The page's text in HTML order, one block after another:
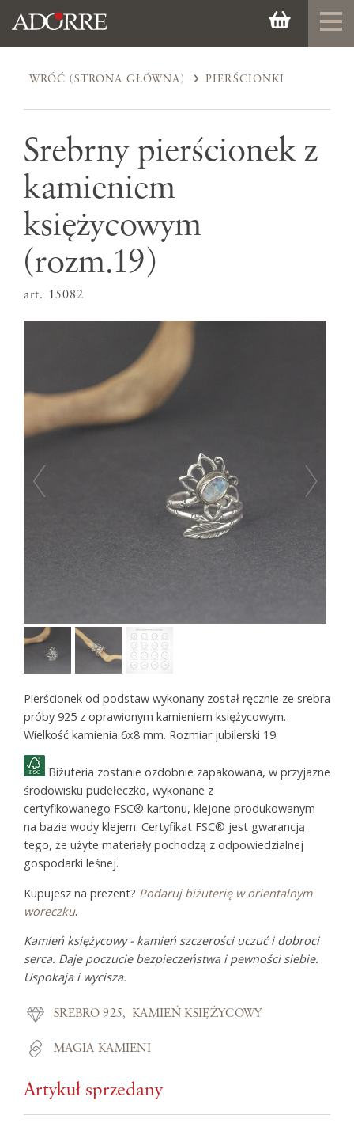
WRÓĆ (STRONA GŁÓWNA) PIERŚCIONKI
Srebrny pierścionek z
kamieniem
księżycowym
(rozm.19)
art. 15082
Pierścionek od podstaw wykonany został ręcznie ze srebra
próby 925 z oprawionym kamieniem księżycowym.
Wielkość kamienia 6x8 mm. Rozmiar jubilerski 19.
Biżuteria zostanie ozdobnie zapakowana, w przyjazne
środowisku pudełeczko, wykonane z
certyfikowanego FSC® kartonu, klejone produkowanym
na bazie wody klejem. Certyfikat FSC® jest gwarancją
tego, że użyte materiały pochodzą z odpowiedzialnej
gospodarki leśnej.
Kupujesz na prezent? Podaruj biżuterię w orientalnym
woreczku.
Kamień księżycowy - kamień szczerości uczuć i dobroci
serca. Daje poczucie bezpieczeństwa i pewności siebie.
Uspokaja i wycisza.
SREBRO 925 KAMIEŃ KSIĘŻYCOWY
MAGIA KAMIENI
Artykuł sprzedany